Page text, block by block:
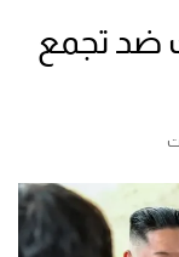
ضد تجمع